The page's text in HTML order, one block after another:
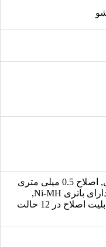
بدون نیاز به روغن کاری, اصلاح 0.5 میلی متری
بدون استفاده از شانه, دارای باتری Ni-MH,
دستگیره ضد لغزش, قابلیت اصلاح در 12 حالت